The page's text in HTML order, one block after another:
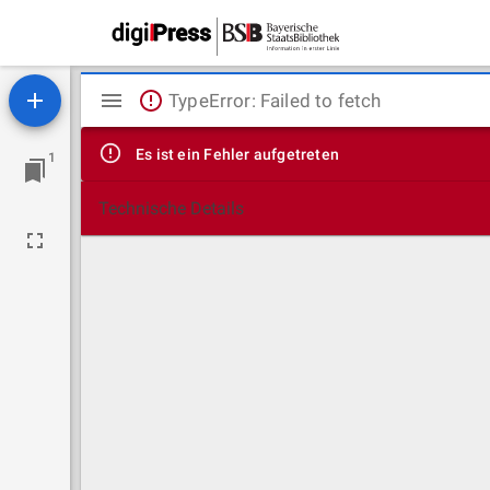
1
Mirador
Viewer
TypeError: Failed to fetch
Es ist ein Fehler aufgetreten
Technische Details